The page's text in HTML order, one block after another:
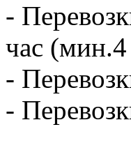
-
час (мин.4
-
-